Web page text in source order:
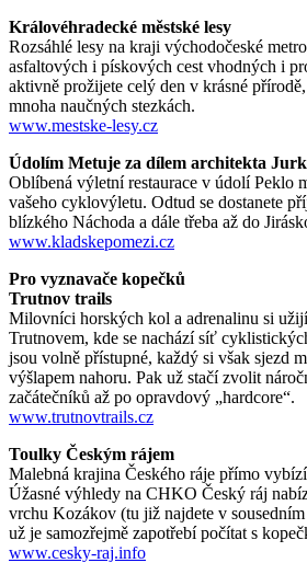
Královéhradecké městské lesy
Rozsáhlé lesy na kraji východočeské
asfaltových i pískových cest vhodných i
aktivně prožijete celý den v krásné přírodě,
mnoha naučných stezkách.
www.mestske­‑lesy.cz
Údolím Metuje za dílem architekta
Oblíbená výletní restaurace v údolí Peklo
vašeho cyklovýletu. Odtud se dostanete
blízkého Náchoda a dále třeba až do
www.kladskepomezi.cz
Pro vyznavače kopečků
Trutnov trails
Milovníci horských kol a adrenalinu si
Trutnovem, kde se nachází síť
jsou volně přístupné, každý si však sjezd
výšlapem nahoru. Pak už stačí zvolit
začátečníků až po opravdový „hardcore“.
www.trutnovtrails.cz
Toulky Českým rájem
Malebná krajina Českého ráje přímo
Úžasné výhledy na CHKO Český ráj
vrchu Kozákov (tu již najdete v
už je samozřejmě zapotřebí počítat s
www.cesky­‑raj.info